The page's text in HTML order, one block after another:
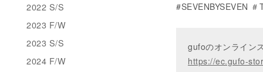
#SEVENBYSEVEN ＃
gufoのオンライン
https://ec.gufo-
2022 S/S
2023 F/W
2023 S/S
2024 F/W